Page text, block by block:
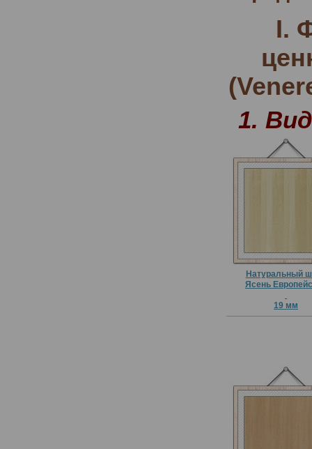
I.
1.
Натуральный
Ясень
19 мм